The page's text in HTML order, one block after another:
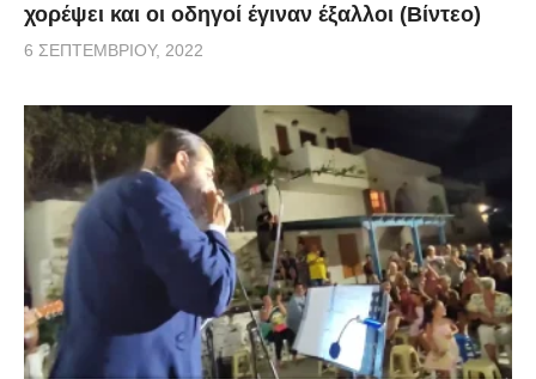
χορέψει και οι οδηγοί έγιναν έξαλλοι (Βίντεο)
6 ΣΕΠΤΕΜΒΡΊΟΥ, 2022